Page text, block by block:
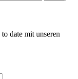
date mit unseren